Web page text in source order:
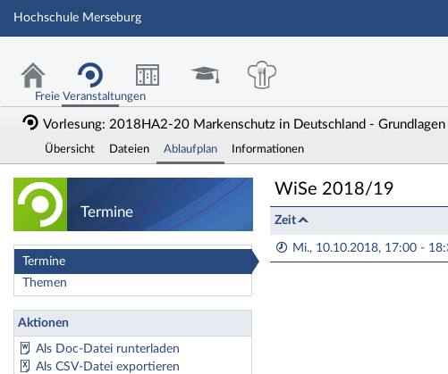
Hochschule Merseburg
Freie Veranstaltungen
Vorlesung: 2018HA2-20 Markenschutz in Deutschland -
Übersicht Dateien Ablaufplan Informationen
Termine
Termine
Themen
Aktionen
Als Doc-Datei runterladen
Als CSV-Datei exportieren
Vorlesung: 2018HA2-
WiSe 2018/19
Zeit
Mi., 10.10.2018, 17:00 -